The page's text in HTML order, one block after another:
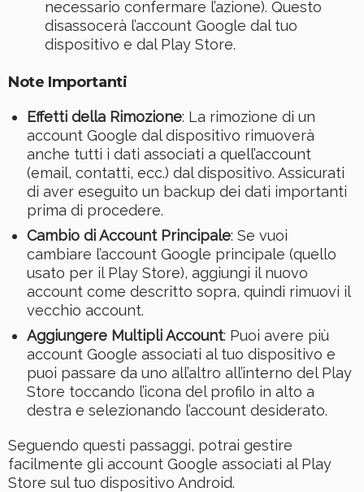
necessario confermare l’azione). Questo
disassocerà l’account Google dal tuo
dispositivo e dal Play Store.
Note Importanti
Effetti della Rimozione: La rimozione di un
account Google dal dispositivo rimuoverà
anche tutti i dati associati a quell’account
(email, contatti, ecc.) dal dispositivo. Assicurati
di aver eseguito un backup dei dati importanti
prima di procedere.
Cambio di Account Principale: Se vuoi
cambiare l’account Google principale (quello
usato per il Play Store), aggiungi il nuovo
account come descritto sopra, quindi rimuovi il
vecchio account.
Aggiungere Multipli Account: Puoi avere più
account Google associati al tuo dispositivo e
puoi passare da uno all’altro all’interno del Play
Store toccando l’icona del profilo in alto a
destra e selezionando l’account desiderato.
Seguendo questi passaggi, potrai gestire
facilmente gli account Google associati al Play
Store sul tuo dispositivo Android.